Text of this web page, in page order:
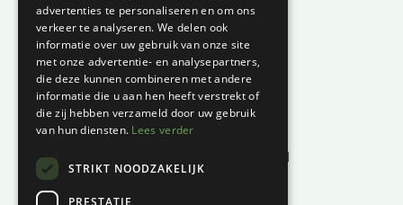
Garantie en klachten
Betaalmethodes
Privacyverklaring
Algemene voorwaarden
Levertijd en kosten
Herroepingsrecht & bedenktijd
advertenties te personaliseren en om ons
verkeer te analyseren. We delen ook
informatie over uw gebruik van onze site
met onze advertentie- en analysepartners,
die deze kunnen combineren met andere
informatie die u aan hen heeft verstrekt of
die zij hebben verzameld door uw gebruik
van hun diensten. Lees verder
STRIKT NOODZAKELIJK
PRESTATIE